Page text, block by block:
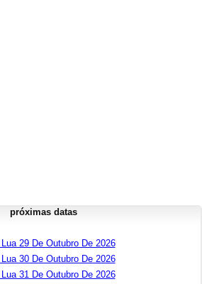
próximas datas
29 De Outubro De 2026
30 De Outubro De 2026
31 De Outubro De 2026